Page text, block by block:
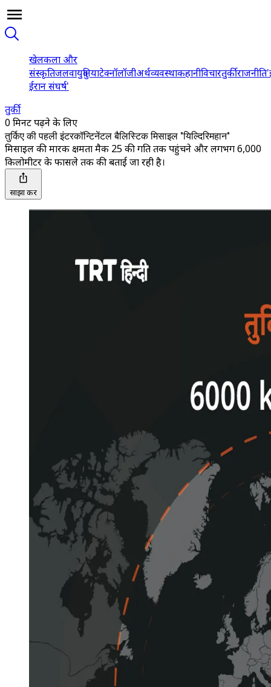
खेलकला और
संस्कृतिजलवायुदुनियाटेक्नॉलॉजीअर्थव्यवस्थाकहानीविचारतुर्कीराजनीति
ईरान संघर्ष'
तुर्की
0 मिनट पढ़ने के लिए
तुर्किए की पहली इंटरकॉन्टिनेंटल बैलिस्टिक मिसाइल "यिल्दिरिमहान"
मिसाइल की मारक क्षमता मैक 25 की गति तक पहुंचने और लगभग 6,000
किलोमीटर के फासले तक की बताई जा रही है।
साझा करें